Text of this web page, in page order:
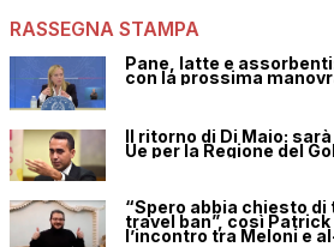
RASSEGNA STAMPA
Pane, latte e
con la prossima
Il ritorno di Di Maio:
Ue per la Regione del
“Spero abbia chiesto di
travel ban”, così Patrick
l’incontro tra Meloni e